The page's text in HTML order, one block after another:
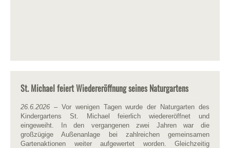
St. Michael feiert Wiedereröffnung seines Naturgartens
26.6.2026 – Vor wenigen Tagen wurde der Naturgarten des
Kindergartens St. Michael feierlich wiedereröffnet und
eingeweiht. In den vergangenen zwei Jahren war die
großzügige Außenanlage bei zahlreichen gemeinsamen
Gartenaktionen weiter aufgewertet worden. Gleichzeitig